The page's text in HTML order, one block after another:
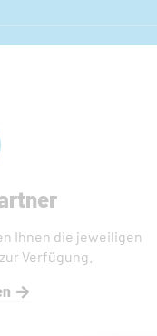
Ihnen die jeweiligen
Verfügung.